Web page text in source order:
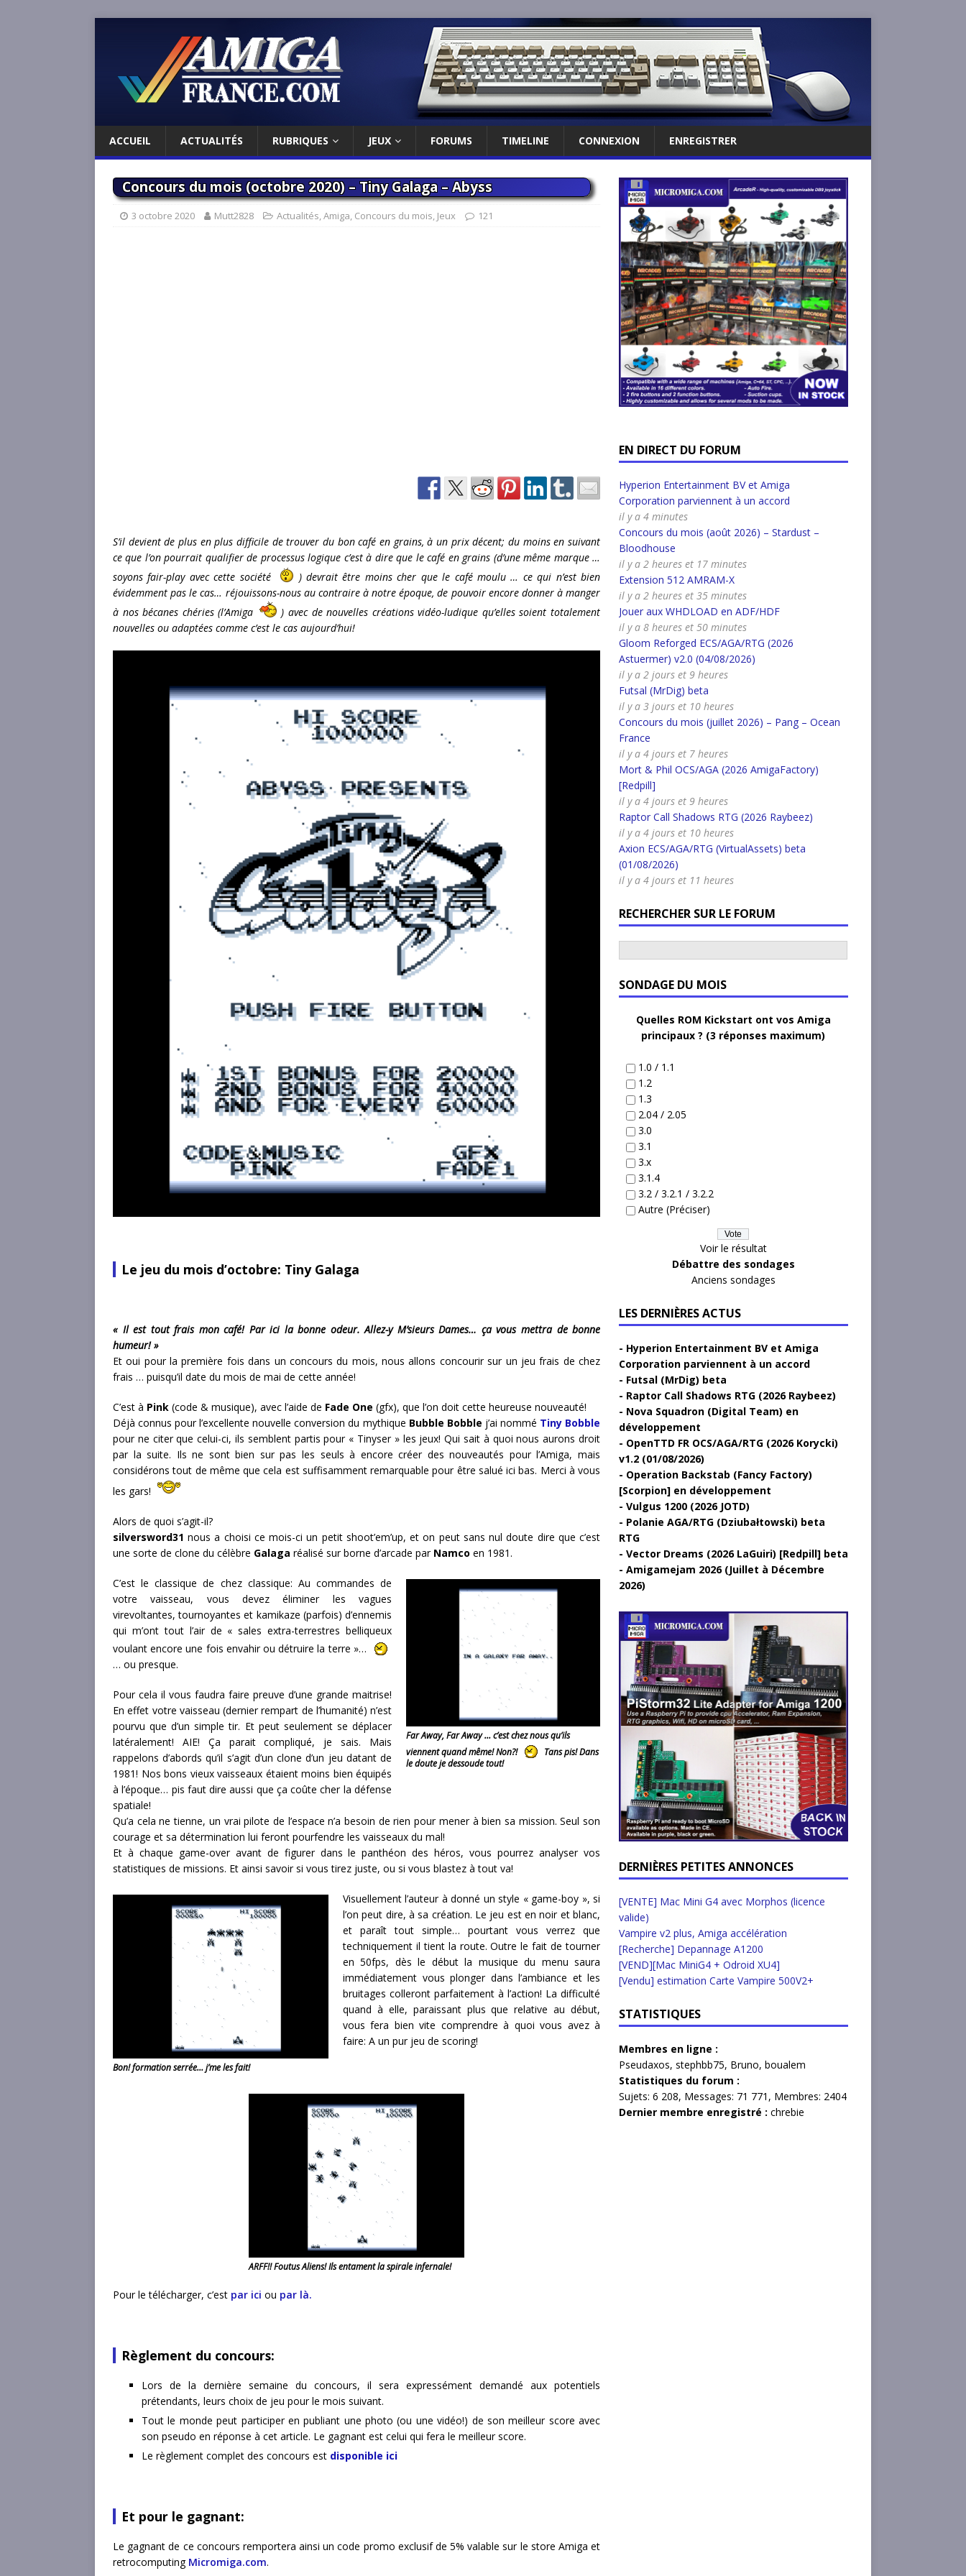
ACCUEIL ACTUALITÉS RUBRIQUES JEUX FORUMS TIMELINE CONNEXION ENREGISTRER
Concours du mois (octobre 2020) – Tiny Galaga – Abyss
3 octobre 2020 Mutt2828 Actualités,Amiga, Concours du mois, Jeux 121
S’il devient de plus en plus difficile de trouver du bon café en grains, à un prix décent; du moins en suivant
ce que l’on pourrait qualifier de processus logique c’est à dire que le café en grains (d’une même marque …
soyons fair-play avec cette société
) devrait être moins cher que le café moulu … ce qui n’est bien
évidemment pas le cas… réjouissons-nous au contraire à notre époque, de pouvoir encore donner à manger
à nos bécanes chéries (l’Amiga
) avec de nouvelles créations vidéo-ludique qu’elles soient totalement
nouvelles ou adaptées comme c’est le cas aujourd’hui!
Le jeu du mois d’octobre: Tiny Galaga
« Il est tout frais mon café! Par ici la bonne odeur. Allez-y M’sieurs Dames… ça vous mettra de bonne
humeur! »
Et oui pour la première fois dans un concours du mois, nous allons concourir sur un jeu frais de chez
frais … puisqu’il date du mois de mai de cette année!
C’est à Pink (code & musique), avec l’aide de Fade One (gfx), que l’on doit cette heureuse nouveauté!
Déjà connus pour l’excellente nouvelle conversion du mythique Bubble Bobble j’ai nommé Tiny Bobble
pour ne citer que celui-ci, ils semblent partis pour « Tinyser » les jeux! Qui sait à quoi nous aurons droit
par la suite. Ils ne sont bien sur pas les seuls à encore créer des nouveautés pour l’Amiga, mais
considérons tout de même que cela est suffisamment remarquable pour être salué ici bas. Merci à vous
les gars!
Alors de quoi s’agit-il?
silversword31 nous a choisi ce mois-ci un petit shoot’em’up, et on peut sans nul doute dire que c’est
une sorte de clone du célèbre Galaga réalisé sur borne d’arcade par Namco en 1981.
Far Away, Far Away … c’est chez nous qu’ils
viennent quand même! Non?!
Tans pis! Dans
le doute je dessoude tout!
C’est le classique de chez classique: Au commandes de
votre vaisseau, vous devez éliminer les vagues
virevoltantes, tournoyantes et kamikaze (parfois) d’ennemis
qui m’ont tout l’air de « sales extra-terrestres belliqueux
voulant encore une fois envahir ou détruire la terre »…
… ou presque.
Pour cela il vous faudra faire preuve d’une grande maitrise!
En effet votre vaisseau (dernier rempart de l’humanité) n’est
pourvu que d’un simple tir. Et peut seulement se déplacer
latéralement! AIE! Ça parait compliqué, je sais. Mais
rappelons d’abords qu’il s’agit d’un clone d’un jeu datant de
1981! Nos bons vieux vaisseaux étaient moins bien équipés
à l’époque… pis faut dire aussi que ça coûte cher la défense
spatiale!
Qu’a cela ne tienne, un vrai pilote de l’espace n’a besoin de rien pour mener à bien sa mission. Seul son
courage et sa détermination lui feront pourfendre les vaisseaux du mal!
Et à chaque game-over avant de figurer dans le panthéon des héros, vous pourrez analyser vos
statistiques de missions. Et ainsi savoir si vous tirez juste, ou si vous blastez à tout va!
Bon! formation serrée… j’me les fait!
Visuellement l’auteur à donné un style « game-boy », si
l’on peut dire, à sa création. Le jeu est en noir et blanc,
et paraît tout simple… pourtant vous verrez que
techniquement il tient la route. Outre le fait de tourner
en 50fps, dès le début la musique du menu saura
immédiatement vous plonger dans l’ambiance et les
bruitages colleront parfaitement à l’action! La difficulté
quand à elle, paraissant plus que relative au début,
vous fera bien vite comprendre à quoi vous avez à
faire: A un pur jeu de scoring!
ARFF!! Foutus Aliens! Ils entament la spirale infernale!
Pour le télécharger, c’est par ici ou par là.
Règlement du concours:
Lors de la dernière semaine du concours, il sera expressément demandé aux potentiels
prétendants, leurs choix de jeu pour le mois suivant.
Tout le monde peut participer en publiant une photo (ou une vidéo!) de son meilleur score avec
son pseudo en réponse à cet article. Le gagnant est celui qui fera le meilleur score.
Le règlement complet des concours est disponible ici
Et pour le gagnant:
Le gagnant de ce concours remportera ainsi un code promo exclusif de 5% valable sur le store Amiga et
retrocomputing Micromiga.com.
EN DIRECT DU FORUM
Hyperion Entertainment BV et Amiga
Corporation parviennent à un accord
il y a 4 minutes
Concours du mois (août 2026) – Stardust –
Bloodhouse
il y a 2 heures et 17 minutes
Extension 512 AMRAM-X
il y a 2 heures et 35 minutes
Jouer aux WHDLOAD en ADF/HDF
il y a 8 heures et 50 minutes
Gloom Reforged ECS/AGA/RTG (2026
Astuermer) v2.0 (04/08/2026)
il y a 2 jours et 9 heures
Futsal (MrDig) beta
il y a 3 jours et 10 heures
Concours du mois (juillet 2026) – Pang – Ocean
France
il y a 4 jours et 7 heures
Mort & Phil OCS/AGA (2026 AmigaFactory)
[Redpill]
il y a 4 jours et 9 heures
Raptor Call Shadows RTG (2026 Raybeez)
il y a 4 jours et 10 heures
Axion ECS/AGA/RTG (VirtualAssets) beta
(01/08/2026)
il y a 4 jours et 11 heures
RECHERCHER SUR LE FORUM
SONDAGE DU MOIS
Quelles ROM Kickstart ont vos Amiga
principaux ? (3 réponses maximum)
1.0 / 1.1
1.2
1.3
2.04 / 2.05
3.0
3.1
3.x
3.1.4
3.2 / 3.2.1 / 3.2.2
Autre (Préciser)
Voir le résultat
Débattre des sondages
Anciens sondages
LES DERNIÈRES ACTUS
Hyperion Entertainment BV et Amiga
Corporation parviennent à un accord
Futsal (MrDig) beta
Raptor Call Shadows RTG (2026 Raybeez)
Nova Squadron (Digital Team) en
développement
OpenTTD FR OCS/AGA/RTG (2026 Korycki)
v1.2 (01/08/2026)
Operation Backstab (Fancy Factory)
[Scorpion] en développement
Vulgus 1200 (2026 JOTD)
Polanie AGA/RTG (Dziubałtowski) beta
RTG
Vector Dreams (2026 LaGuiri) [Redpill] beta
Amigamejam 2026 (Juillet à Décembre
2026)
DERNIÈRES PETITES ANNONCES
[VENTE] Mac Mini G4 avec Morphos (licence
valide)
Vampire v2 plus, Amiga accélération
[Recherche] Depannage A1200
[VEND][Mac MiniG4 + Odroid XU4]
[Vendu] estimation Carte Vampire 500V2+
STATISTIQUES
Membres en ligne :
Pseudaxos, stephbb75, Bruno, boualem
Statistiques du forum :
Sujets: 6 208, Messages: 71 771, Membres: 2404
Dernier membre enregistré : chrebie